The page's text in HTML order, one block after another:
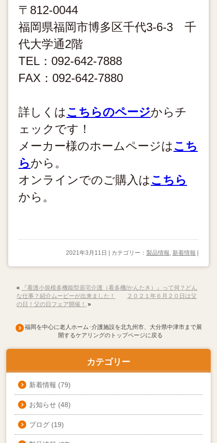
〒812-0044
福岡県福岡市博多区千代3-6-3 千
代大学通2階
TEL：092-642-7888
FAX：092-642-7880
詳しくはこちらのページからチ
ェックです！
メーカー様のホームページはこち
らから。
オンラインでのご購入はこちら
から。
2021年3月11日 | カテゴリー： 製品情報, 新着情報
«
『看護小規模多機能型居宅介護（看多機/かんたき）』って何？どん
な仕事？紹介ムービーが出来ました！
２０２１年６月２０日は父
の日！父の日フェア開催！ »
福岡を中心に老人ホーム･介護施設を北九州市、大分県中津市まで展
開するケアリングのトップページに戻る
カテゴリー
新着情報 (79)
お知らせ(48)
ブログ(19)